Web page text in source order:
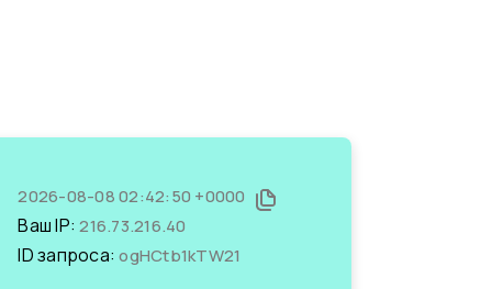
2026-08-08 02:42:50 +0000
Ваш IP:216.73.216.40
ID запроса:ogHCtb1kTW21